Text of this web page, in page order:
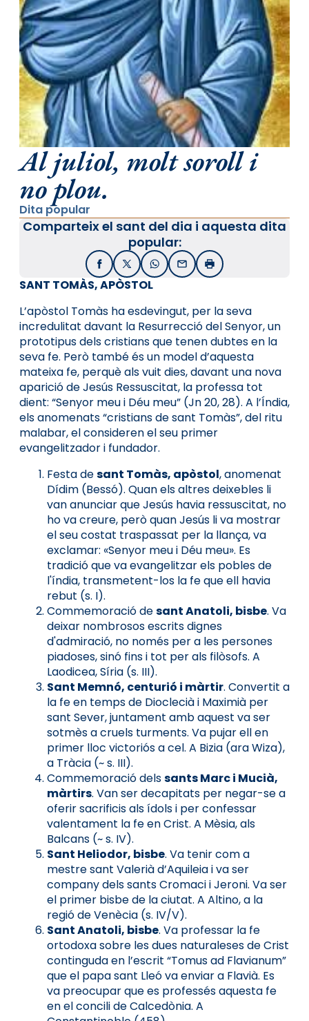
Al juliol, molt soroll i
no plou.
Dita popular
Comparteix el sant del dia i aquesta dita
popular:
FacebookX / TwitterWhatsApp
EmailImprimir
SANT TOMÀS, APÒSTOL
L’apòstol Tomàs ha esdevingut, per la seva
incredulitat davant la Resurrecció del Senyor, un
prototipus dels cristians que tenen dubtes en la
seva fe. Però també és un model d’aquesta
mateixa fe, perquè als vuit dies, davant una nova
aparició de Jesús Ressuscitat, la professa tot
dient: “Senyor meu i Déu meu” (Jn 20, 28). A l’Índia,
els anomenats “cristians de sant Tomàs”, del ritu
malabar, el consideren el seu primer
evangelitzador i fundador.
Festa desant Tomàs, apòstol, anomenat
Dídim (Bessó). Quan els altres deixebles li
van anunciar que Jesús havia ressuscitat, no
ho va creure, però quan Jesús li va mostrar
el seu costat traspassat per la llança, va
exclamar: «Senyor meu i Déu meu». Es
tradició que va evangelitzar els pobles de
l'índia, transmetent-los la fe que ell havia
rebut (s. I).
Commemoració desant Anatoli, bisbe. Va
deixar nombrosos escrits dignes
d'admiració, no només per a les persones
piadoses, sinó fins i tot per als filòsofs. A
Laodicea, Síria (s. III).
Sant Memnó, centurió i màrtir. Convertit a
la fe en temps de Dioclecià i Maximià per
sant Sever, juntament amb aquest va ser
sotmès a cruels turments. Va pujar ell en
primer lloc victoriós a cel. A Bizia (ara Wiza),
a Tràcia (~ s. III).
Commemoració delssants Marc i Mucià,
màrtirs. Van ser decapitats per negar-se a
oferir sacrificis als ídols i per confessar
valentament la fe en Crist. A Mèsia, als
Balcans (~ s. IV).
Sant Heliodor, bisbe. Va tenir com a
mestre sant Valerià d’Aquileia i va ser
company dels sants Cromaci i Jeroni. Va ser
el primer bisbe de la ciutat. A Altino, a la
regió de Venècia (s. IV/V).
Sant Anatoli, bisbe. Va professar la fe
ortodoxa sobre les dues naturaleses de Crist
continguda en l’escrit “Tomus ad Flavianum”
que el papa sant Lleó va enviar a Flavià. Es
va preocupar que es professés aquesta fe
en el concili de Calcedònia. A